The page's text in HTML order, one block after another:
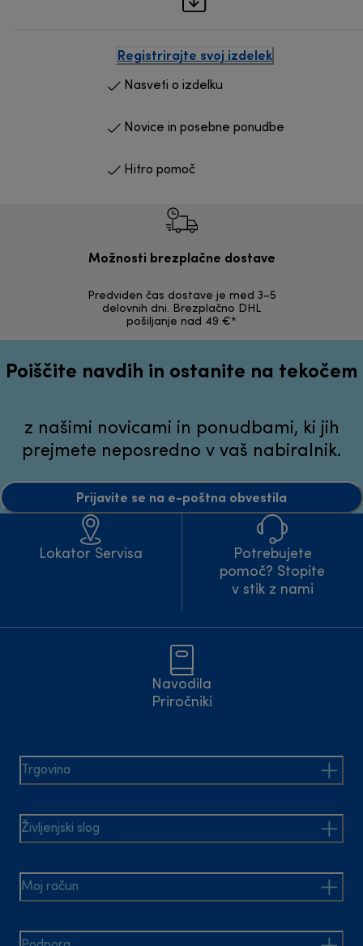
Registrirajte svoj izdelek
Nasveti o izdelku
Novice in posebne ponudbe
Hitro pomoč
Možnosti brezplačne dostave
Predviden čas dostave je med 3–5
delovnih dni. Brezplačno DHL
pošiljanje nad 49 €*
Poiščite navdih in ostanite na tekočem
z našimi novicami in ponudbami, ki jih
prejmete neposredno v vaš nabiralnik.
Prijavite se na e-poštna obvestila
Lokator Servisa
Potrebujete
pomoč? Stopite
v stik z nami
Navodila
Priročniki
Trgovina
Življenjski slog
Moj račun